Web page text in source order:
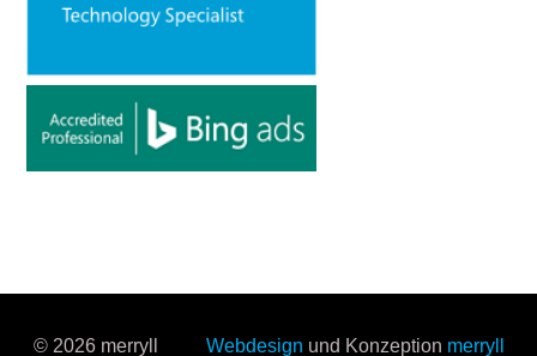
© 2026 merryll Webdesign und Konzeption merryll